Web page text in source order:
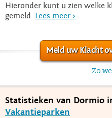
Hieronder kunt u zien welke
gemeld. Lees meer >
Meld uw Klacht
Zo
Statistieken van Dormio
Vakantieparken